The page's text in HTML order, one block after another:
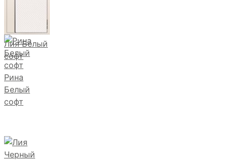
Лия Белый
софт
Рина
Белый
софт